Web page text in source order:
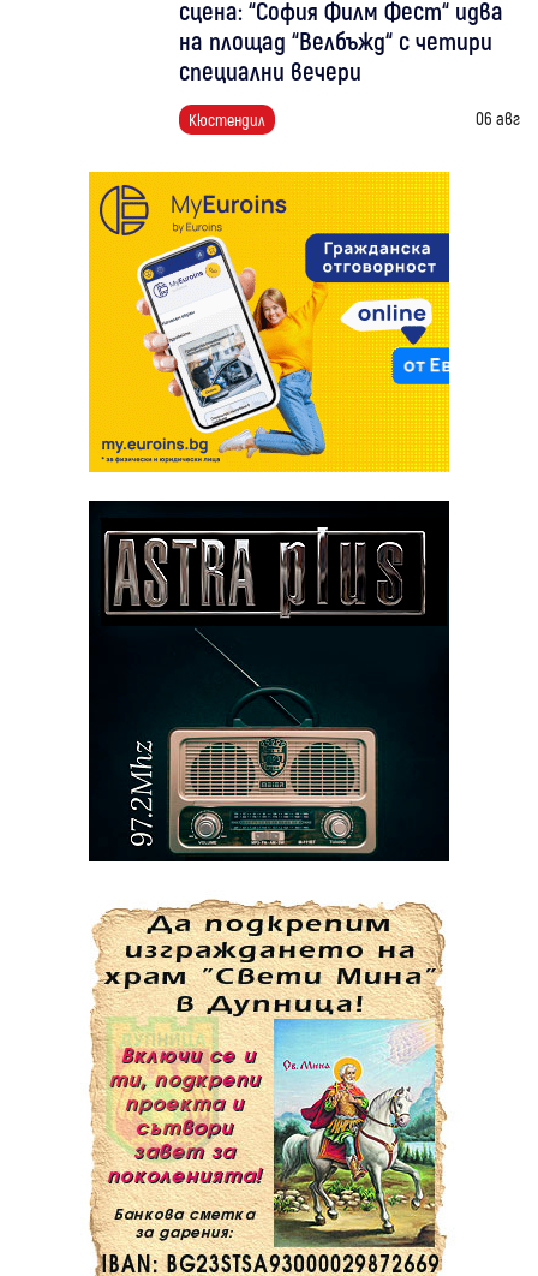
сцена: “София Филм Фест“ идва
на площад “Велбъжд“ с четири
специални вечери
Кюстендил 06 авг